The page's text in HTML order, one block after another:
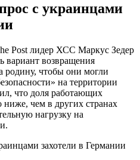
с украинцами
Post лидер ХСС Маркус Зедер
вариант возвращения
родину, чтобы они могли
на территории
что доля работающих
чем в других странах
нагрузку на